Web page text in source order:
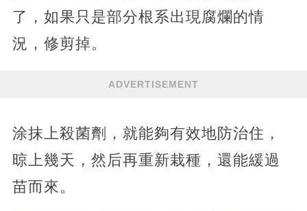
了，如果只是部分根系出現腐爛的情
況，修剪掉。
ADVERTISEMENT
涂抹上殺菌劑，就能夠有效地防治住，
晾上幾天，然后再重新栽種，還能緩過
苗而來。